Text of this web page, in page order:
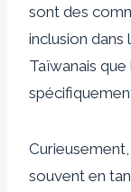
sont des
inclusion dans
Taïwanais
souvent en